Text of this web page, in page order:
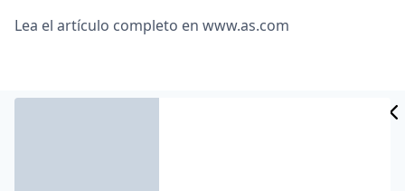
Lea el artículo completo en www.as.com